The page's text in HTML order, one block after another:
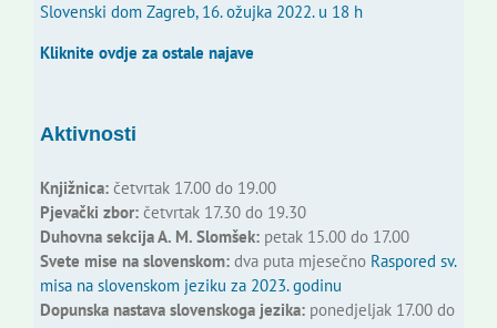
Slovenski dom Zagreb, 16. ožujka 2022. u 18 h
Kliknite ovdje za ostale najave
Aktivnosti
Knjižnica:četvrtak 17.00 do 19.00
Pjevački zbor:četvrtak 17.30 do 19.30
Duhovna sekcija A. M. Slomšek:petak 15.00 do 17.00
Svete mise na slovenskom:dva puta mjesečno Raspored sv.
misa na slovenskom jeziku za 2023. godinu
Dopunska nastava slovenskoga jezika:ponedjeljak 17.00 do